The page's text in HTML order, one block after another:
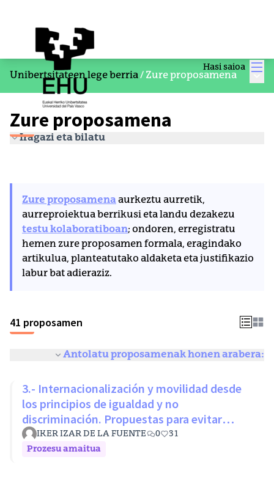
Hasi saioa
Unibertsitateen lege berria/ Zure proposamena
Zure proposamena
Iragazi eta bilatu
Zure proposamenaaurkeztu aurretik,
aurreproiektua berrikusi eta landu dezakezu
testu kolaboratiboan; ondoren, erregistratu
hemen zure proposamen formala, eragindako
artikulua, planteatutako aldaketa eta justifikazio
labur bat adieraziz.
41 proposamen
Antolatu proposamenak honen arabera:
3.- Internacionalización y movilidad desde
los principios de igualdad y no
discriminación. Propuestas para evitar
desigualdades estructurales
IKER IZAR DE LA FUENTE 0
31
Prozesu amaitua